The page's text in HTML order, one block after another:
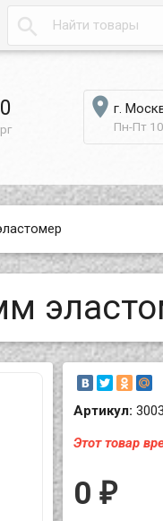

 г.
Пн-Пт
Артикул:
Этот товар
0₽